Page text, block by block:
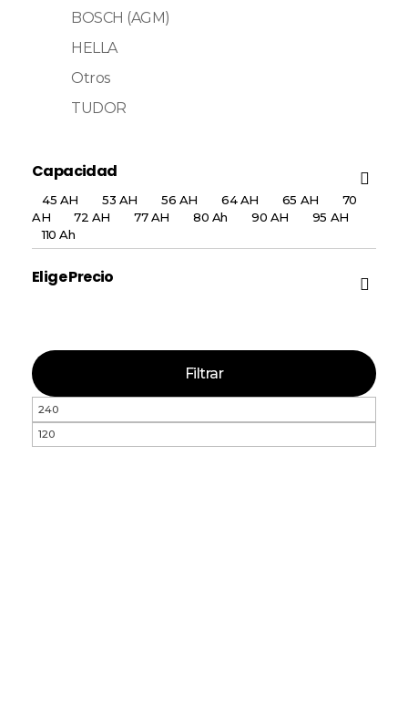
BOSCH (AGM)
HELLA
Otros
TUDOR
Capacidad
45 AH 53 AH 56 AH 64 AH 65 AH
70
AH
72 AH 77 AH 80 Ah 90 AH
95 AH
110 Ah
Elige Precio
Filtrar